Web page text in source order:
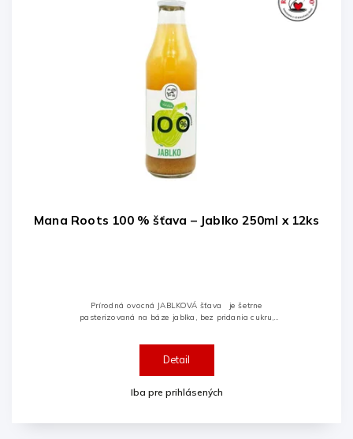
Mana Roots 100 % šťava – Jablko 250ml x 12ks
Iba pre prihlásených
Detail
Prírodná ovocná JABLKOVÁ šťava je šetrne
pasterizovaná na báze jablka, bez pridania cukru,